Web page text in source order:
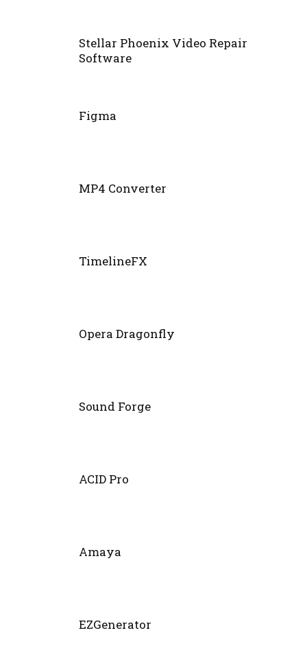
Stellar Phoenix Video Repair
Software
Figma
MP4 Converter
TimelineFX
Opera Dragonfly
Sound Forge
ACID Pro
Amaya
EZGenerator